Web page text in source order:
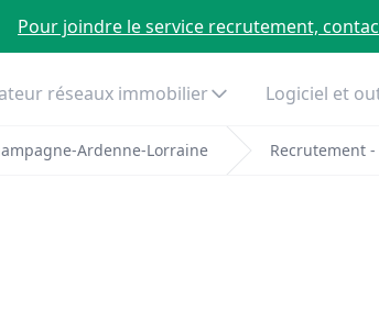
Pour joindre le service recrutement,
réseaux immobilier Logiciel et
Ardenne-Lorraine Recrutement